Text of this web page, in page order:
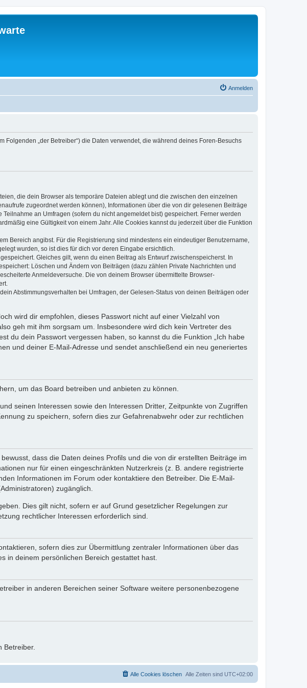
Anmelden
Folgenden „der Betreiber“) die Daten verwendet, die während deines Foren-Besuchs
die dein Browser als temporäre Dateien ablegt und die zwischen den einzelnen
zugeordnet werden können), Informationen über die von dir gelesenen Beiträge
an Umfragen (sofern du nicht angemeldet bist) gespeichert. Ferner werden
eine Gültigkeit von einem Jahr. Alle Cookies kannst du jederzeit über die Funktion
Bereich angibst. Für die Registrierung sind mindestens ein eindeutiger Benutzername,
wurden, so ist dies für dich vor deren Eingabe ersichtlich.
Gleiches gilt, wenn du einen Beitrag als Entwurf zwischenspeicherst. In
Löschen und Ändern von Beiträgen (dazu zählen Private Nachrichten und
Anmeldeversuche. Die von deinem Browser übermittelte Browser-
Abstimmungsverhalten bei Umfragen, der Gelesen-Status von deinen Beiträgen oder
wird dir empfohlen, dieses Passwort nicht auf einer Vielzahl von
geh mit ihm sorgsam um. Insbesondere wird dich kein Vertreter des
du dein Passwort vergessen haben, so kannst du die Funktion „Ich habe
und deiner E-Mail-Adresse und sendet anschließend ein neu generiertes
um das Board betreiben und anbieten zu können.
seinen Interessen sowie den Interessen Dritter, Zeitpunkte von Zugriffen
zu speichern, sofern dies zur Gefahrenabwehr oder zur rechtlichen
dass die Daten deines Profils und die von dir erstellten Beiträge im
nur für einen eingeschränkten Nutzerkreis (z. B. andere registrierte
Informationen im Forum oder kontaktiere den Betreiber. Die E-Mail-
zugänglich.
Dies gilt nicht, sofern er auf Grund gesetzlicher Regelungen zur
rechtlicher Interessen erforderlich sind.
sofern dies zur Übermittlung zentraler Informationen über das
in deinem persönlichen Bereich gestattet hast.
in anderen Bereichen seiner Software weitere personenbezogene
Betreiber.
Alle Zeiten sind UTC+02:00
Alle Cookies löschen